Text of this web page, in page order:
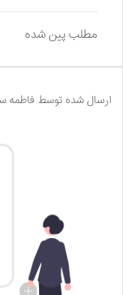
مطلب پین شده
ارسال شده توسط فاطمه